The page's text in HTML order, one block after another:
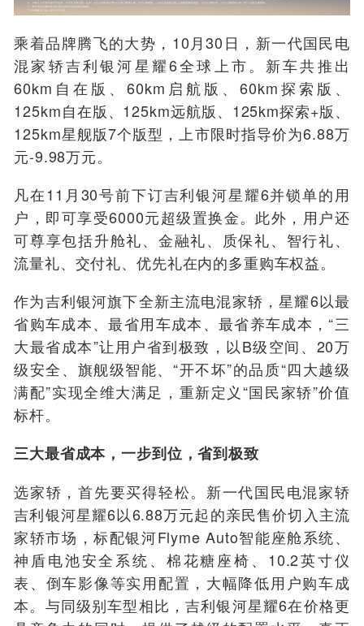
乘着品牌腾飞的大势， 10月30日，新一代国民电
混家轿吉利银河星耀6全球上市。新车共推出
60km自在版、60km启航版、60km探索版、
125km自在版、125km远航版、125km探索+版、
125km星舰版7个版型，上市限时指导价为6.88万
元-9.98万元。
凡在11月30号前下订吉利银河星耀6并锁单的用
户，即可享受6000元超级置换金。此外，用户还
可尊享包括升舱礼、金融礼、质保礼、智行礼、
流量礼、交付礼、优先礼在内的多重购车权益。
作为吉利银河旗下全新主流电混家轿，星耀6以最
省购车成本、最省用车成本、最省养车成本，“三
大最省成本”让用户省到极致，以B级空间、20万
级安全、旗舰级智能、“开不坏”的品质“四大越级
满配”实现全维大满足，重新定义“国民家轿”价值
标杆。
三大最省成本，一步到位，省到极致
选家轿，首先要买得轻松。新一代国民电混家轿
吉利银河星耀6以6.88万元起的亲民售价切入主流
家轿市场，标配银河Flyme Auto智能座舱系统、
神盾电池安全系统、棉花糖座椅、10.2英寸仪
表、倒车影像等实用配置，大幅降低用户购车成
本。与同级别车型相比，吉利银河星耀6在价格更